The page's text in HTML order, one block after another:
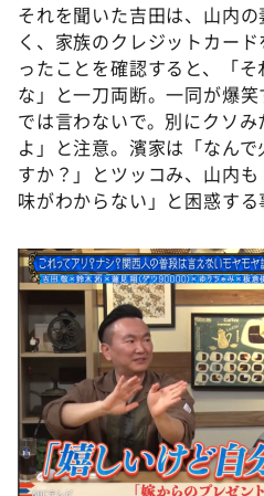
それを聞いた吉田は、山内
く、家族のクレジットカー
ったことを確認すると、「
な」と一刀両断。一同が爆
では言わないで。別にクソ
よ」と注意。濱家は「なん
すか？」とツッコみ、山内
味がわからない」と困惑する